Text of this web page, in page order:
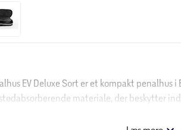
EV Deluxe Sort er et kompakt penalhus
materiale, der beskytter
sikkert. Med et mål på ca. 115 x 225 x 55